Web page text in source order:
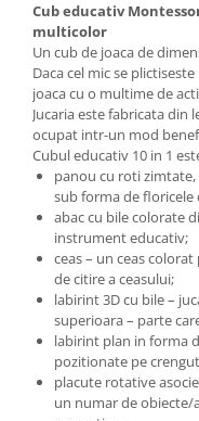
Cub educativ
multicolor
Un cub de joaca de
Daca cel mic se
joaca cu o multime de
Jucaria este fabricata din
ocupat intr-un mod
Cubul educativ 10 in 1
panou cu roti
sub forma de floricele
abac cu bile colorate
instrument educativ;
ceas – un ceas
de citire a ceasului;
labirint 3D cu bile –
superioara – parte
labirint plan in forma
pozitionate pe
placute rotative
un numar de obiecte/